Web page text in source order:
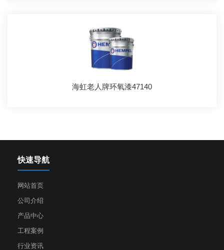
海虹老人牌环氧漆47140
快速导航
网站首页
公司介绍
产品中心
工程案例
行业资讯